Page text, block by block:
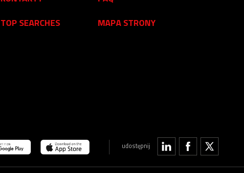
TOP SEARCHES
MAPA STRONY
udostępnij